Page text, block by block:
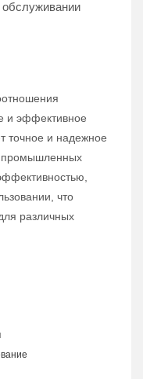
обслуживании
и эффективное
точное и надежное
промышленных
что
различных